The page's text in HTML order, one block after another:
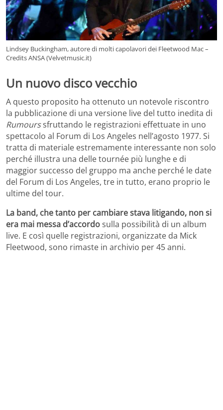
Lindsey Buckingham, autore di molti capolavori dei Fleetwood Mac –
Credits ANSA (Velvetmusic.it)
Un nuovo disco vecchio
A questo proposito ha ottenuto un notevole riscontro
la pubblicazione di una versione live del tutto inedita di
Rumourssfruttando le registrazioni effettuate in uno
spettacolo al Forum di Los Angeles nell’agosto 1977. Si
tratta di materiale estremamente interessante non solo
perché illustra una delle tournée più lunghe e di
maggior successo del gruppo ma anche perché le date
del Forum di Los Angeles, tre in tutto, erano proprio le
ultime del tour.
La band, che tanto per cambiare stava litigando, non si
era mai messa d’accordosulla possibilità di un album
live. E così quelle registrazioni, organizzate da Mick
Fleetwood, sono rimaste in archivio per 45 anni.